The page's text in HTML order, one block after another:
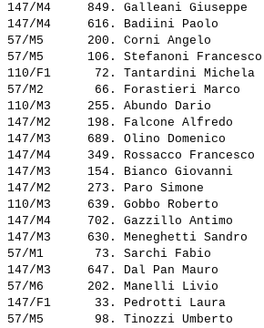
147/M4     849. Galleani Giuseppe
147/M4     616. Badiini Paolo
57/M5      200. Corni Angelo
57/M5      106. Stefanoni Francesco
110/F1      72. Tantardini Michela
57/M2       66. Forastieri Marco
110/M3     255. Abundo Dario
147/M2     198. Falcone Alfredo
147/M3     689. Olino Domenico
147/M4     349. Rossacco Francesco
147/M3     154. Bianco Giovanni
147/M2     273. Paro Simone
110/M3     639. Gobbo Roberto
147/M4     702. Gazzillo Antimo
147/M3     630. Meneghetti Sandro
57/M1       73. Sarchi Fabio
147/M3     647. Dal Pan Mauro
57/M6      202. Manelli Livio
147/F1      33. Pedrotti Laura
57/M5       98. Tinozzi Umberto